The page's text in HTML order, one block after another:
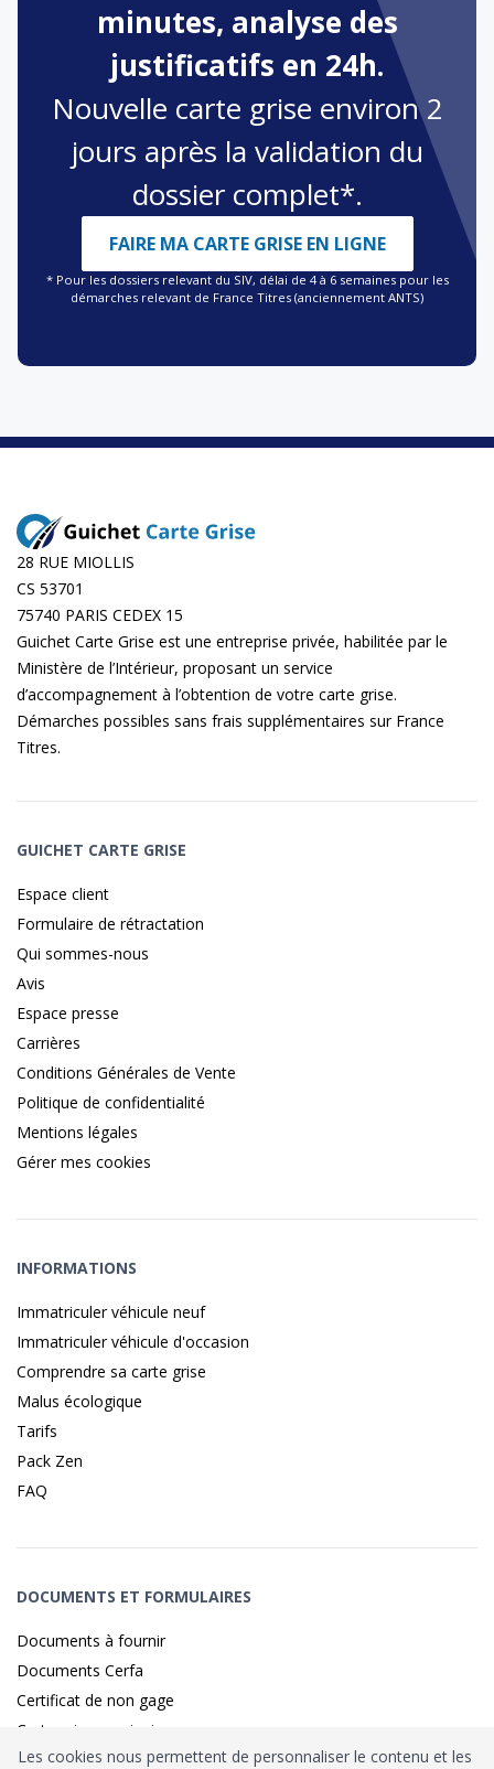
minutes, analyse des
justificatifs en 24h.
Nouvelle carte grise environ 2
jours après la validation du
dossier complet*.
FAIRE MA CARTE GRISE EN LIGNE
* Pour les dossiers relevant du SIV, délai de 4 à 6 semaines pour les
démarches relevant de France Titres (anciennement ANTS)
28 RUE MIOLLIS
CS 53701
75740 PARIS CEDEX 15
Guichet Carte Grise est une entreprise privée, habilitée par le
Ministère de l’Intérieur, proposant un service
d’accompagnement à l’obtention de votre carte grise.
Démarches possibles sans frais supplémentaires sur France
Titres.
GUICHET CARTE GRISE
Espace client
Formulaire de rétractation
Qui sommes-nous
Avis
Espace presse
Carrières
Conditions Générales de Vente
Politique de confidentialité
Mentions légales
Gérer mes cookies
INFORMATIONS
Immatriculer véhicule neuf
Immatriculer véhicule d'occasion
Comprendre sa carte grise
Malus écologique
Tarifs
Pack Zen
FAQ
DOCUMENTS ET FORMULAIRES
Documents à fournir
Documents Cerfa
Certificat de non gage
Carte grise provisoire
Les cookies nous permettent de personnaliser le contenu et les